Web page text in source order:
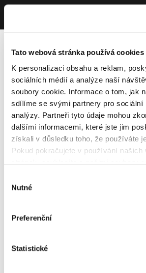
Tato webová stránka používá cookies
K personalizaci obsahu a reklam,
sociálních médií a analýze naší
soubory cookie. Informace o tom, jak
sdílíme se svými partnery pro sociální
analýzy. Partneři tyto údaje mohou
dalšími informacemi, které jste jim
získali v důsledku toho, že používáte
Pokud pokračujete v používání našich
souhlasu
Nutné
Preferenční
Statistické